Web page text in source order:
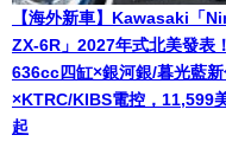
【海外新車】Kawasaki「
ZX-6R」2027年式北美發表！
636cc四缸×銀河銀/暮光藍新
×KTRC/KIBS電控，11,599
起